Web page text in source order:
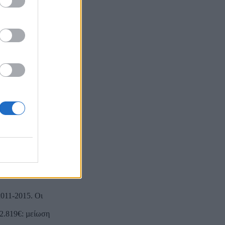
µε το
την οποία
15ετίας
της
Αλλωστε οι
2016 για
του
ποσό τα 30
σύνταξης.
δεν θα
µε
2015. Οι
µείωση